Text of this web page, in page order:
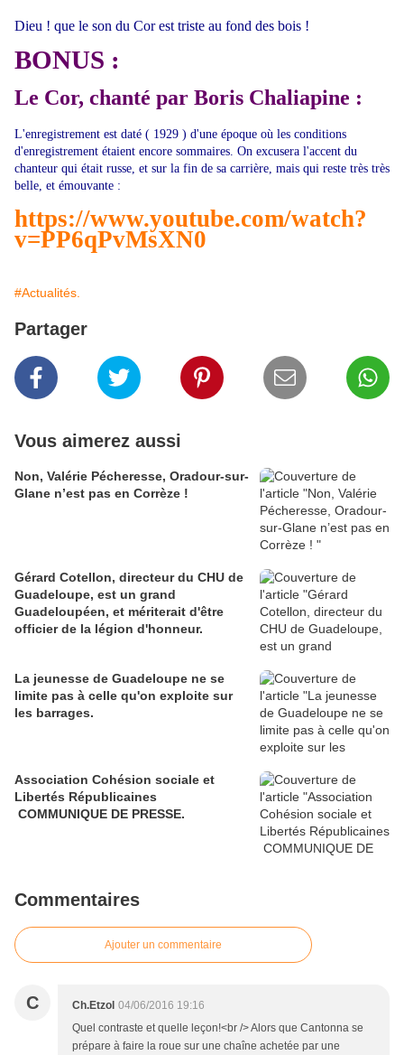
Dieu ! que le son du Cor est triste au fond des bois !
BONUS :
Le Cor, chanté par Boris Chaliapine :
L'enregistrement est daté ( 1929 ) d'une époque où les conditions
d'enregistrement étaient encore sommaires. On excusera l'accent du
chanteur qui était russe, et sur la fin de sa carrière, mais qui reste très très
belle, et émouvante :
https://www.youtube.com/watch?
v=PP6qPvMsXN0
#Actualités.
Partager
Vous aimerez aussi
Non, Valérie Pécheresse, Oradour-sur-
Glane n’est pas en Corrèze !
Gérard Cotellon, directeur du CHU de
Guadeloupe, est un grand
Guadeloupéen, et mériterait d'être
officier de la légion d'honneur.
La jeunesse de Guadeloupe ne se
limite pas à celle qu'on exploite sur
les barrages.
Association Cohésion sociale et
Libertés Républicaines
COMMUNIQUE DE PRESSE.
Commentaires
Ajouter un commentaire
C Ch.Etzol 04/06/2016 19:16
Quel contraste et quelle leçon!<br /> Alors que Cantonna se
prépare à faire la roue sur une chaîne achetée par une